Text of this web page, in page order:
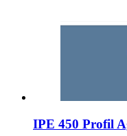
IPE 450 Profil